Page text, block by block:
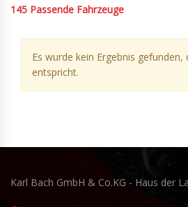
145 Passende Fahrzeuge
Es wurde kein Ergebnis gefunden,
entspricht.
Karl Bach GmbH & Co.KG - Haus der